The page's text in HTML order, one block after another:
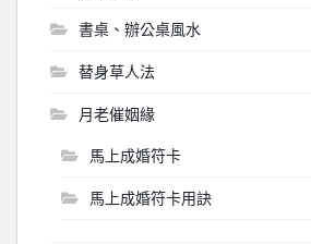
書桌、辦公桌風水
替身草人法
月老催姻緣
馬上成婚符卡
馬上成婚符卡用訣